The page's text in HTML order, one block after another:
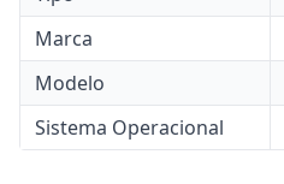
Marca
Modelo
Sistema Operacional